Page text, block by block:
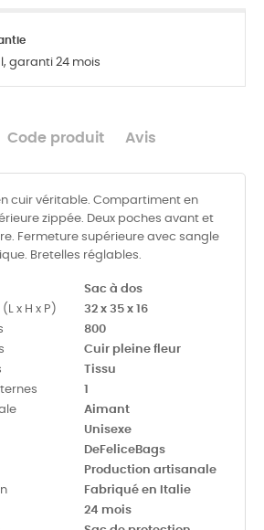
garanti 24 mois
Code produit Avis
cuir véritable. Compartiment en
zippée. Deux poches avant et
Fermeture supérieure avec sangle
Bretelles réglables.
Sac à dos
x H x P)
32 x 35 x 16
800
Cuir pleine fleur
Tissu
1
Aimant
Unisexe
DeFeliceBags
Production artisanale
Fabriqué en Italie
24 mois